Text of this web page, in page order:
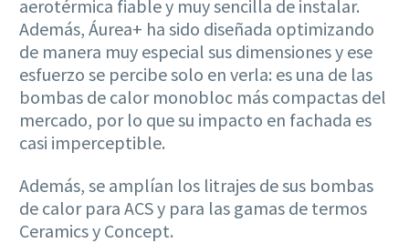
aerotérmica fiable y muy sencilla de instalar.
Además, Áurea+ ha sido diseñada optimizando
de manera muy especial sus dimensiones y ese
esfuerzo se percibe solo en verla: es una de las
bombas de calor monobloc más compactas del
mercado, por lo que su impacto en fachada es
casi imperceptible.
Además, se amplían los litrajes de sus bombas
de calor para ACS y para las gamas de termos
Ceramics y Concept.